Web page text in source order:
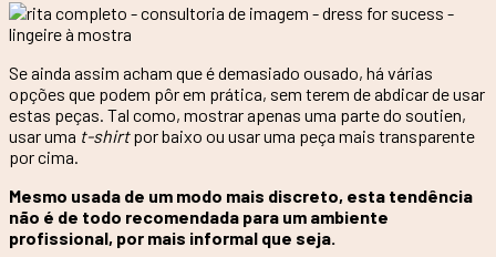
Se ainda assim acham que é demasiado ousado, há várias
opções que podem pôr em prática, sem terem de abdicar de usar
estas peças. Tal como, mostrar apenas uma parte do soutien,
usar uma t-shirtpor baixo ou usar uma peça mais transparente
por cima.
Mesmo usada de um modo mais discreto, esta tendência
não é de todo recomendada para um ambiente
profissional, por mais informal que seja.